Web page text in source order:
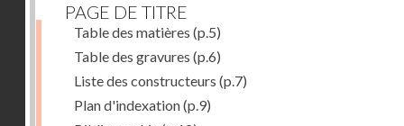
PAGE DE TITRE
Table des matières (p.5)
Table des gravures (p.6)
Liste des constructeurs (p.7)
Plan d'indexation(p.9)